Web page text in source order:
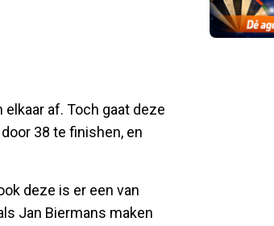
af. Toch gaat deze
38 te finishen, en
deze is er een van
Jan Biermans maken